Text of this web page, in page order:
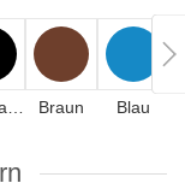
Braun Blau